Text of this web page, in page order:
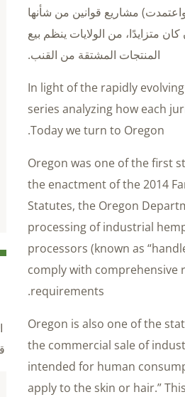
مشاريع قوانين من شأنها
متزايدًا، من الولايات ينظم بيع
المنتجات المشتقة من القنب.
In light of the rapidly
series analyzing how each
Today we turn to Oregon.
Oregon was one of the first
the enactment of the 2014
Statutes, the Oregon
processing of industrial
processors (known as
comply with comprehensive
requirements.
Oregon is also one of the
the commercial sale of
intended for human
apply to the skin or hair.”